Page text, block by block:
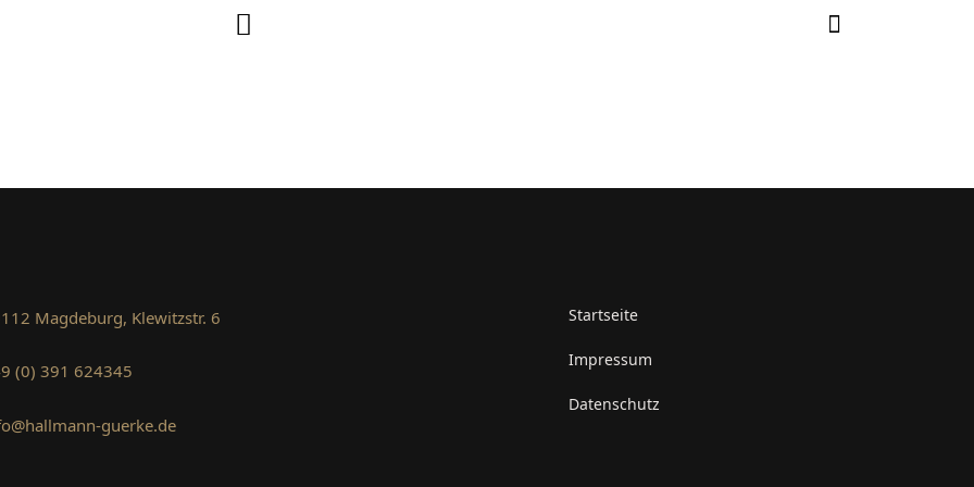
Magdeburg, Klewitzstr. 6
(0) 391 624345
guerke.de
Startseite
Impressum
Datenschutz